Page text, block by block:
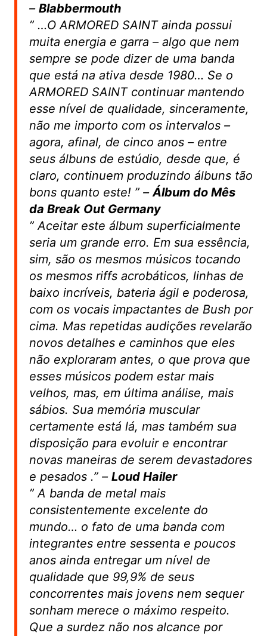
– Blabbermouth
” …O ARMORED SAINT ainda possui
muita energia e garra – algo que nem
sempre se pode dizer de uma banda
que está na ativa desde 1980… Se o
ARMORED SAINT continuar mantendo
esse nível de qualidade, sinceramente,
não me importo com os intervalos –
agora, afinal, de cinco anos – entre
seus álbuns de estúdio, desde que, é
claro, continuem produzindo álbuns tão
bons quanto este!” –Álbum do Mês
da Break Out Germany
”Aceitar este álbum superficialmente
seria um grande erro. Em sua essência,
sim, são os mesmos músicos tocando
os mesmos riffs acrobáticos, linhas de
baixo incríveis, bateria ágil e poderosa,
com os vocais impactantes de Bush por
cima. Mas repetidas audições revelarão
novos detalhes e caminhos que eles
não exploraram antes, o que prova que
esses músicos podem estar mais
velhos, mas, em última análise, mais
sábios. Sua memória muscular
certamente está lá, mas também sua
disposição para evoluir e encontrar
novas maneiras de serem devastadores
e pesados.” – Loud Hailer
”A banda de metal mais
consistentemente excelente do
mundo… o fato de uma banda com
integrantes entre sessenta e poucos
anos ainda entregar um nível de
qualidade que 99,9% de seus
concorrentes mais jovens nem sequer
sonham merece o máximo respeito.
Que a surdez não nos alcance por